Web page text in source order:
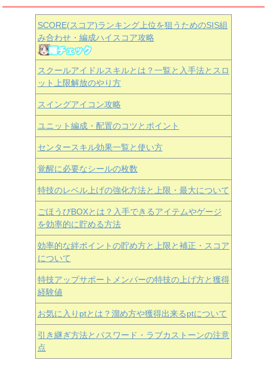
SCORE(スコア)ランキング上位を狙うためのSIS組
み合わせ・編成ハイスコア攻略
スクールアイドルスキルとは？一覧と入手法とスロ
ット上限解放のやり方
スイングアイコン攻略
ユニット編成・配置のコツとポイント
センタースキル効果一覧と使い方
覚醒に必要なシールの枚数
特技のレベル上げの強化方法と上限・最大について
ごほうびBOXとは？入手できるアイテムやゲージ
を効率的に貯める方法
効率的な絆ポイントの貯め方と上限と補正・スコア
について
特技アップサポートメンバーの特技の上げ方と獲得
経験値
お気に入りptとは？溜め方や獲得出来るptについて
引き継ぎ方法とパスワード・ラブカストーンの注意
点